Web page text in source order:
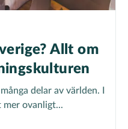
Allt om
delar av världen. I
mer ovanligt...